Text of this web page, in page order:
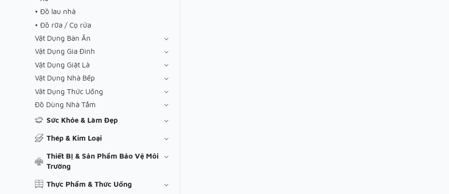
Đồ lau nhà
Đồ rữa / Cọ rửa
Vật Dụng Bàn Ăn
Vật Dụng Gia Đình
Vật Dụng Giặt Là
Vật Dụng Nhà Bếp
Vât Dụng Thức Uống
Đồ Dùng Nhà Tắm
Sức Khỏe & Làm Đẹp
Thép & Kim Loại
Thiết Bị & Sản Phẩm Bảo Vệ Môi
Trường
Thực Phẩm & Thức Uống